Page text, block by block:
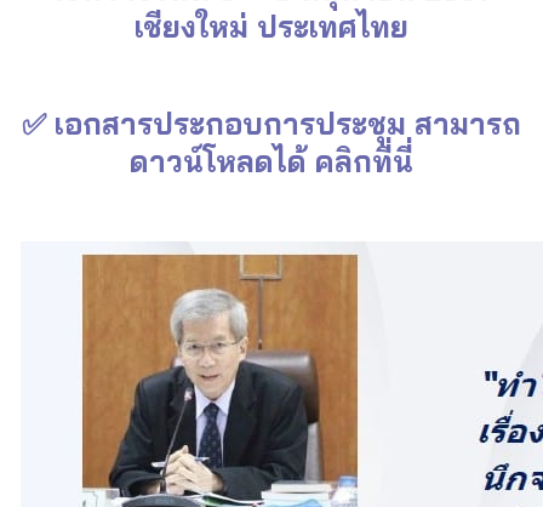
เชียงใหม่ ประเทศไทย
✅ เอกสารประกอบการประชุม สามารถ
ดาวน์โหลดได้ คลิกที่นี่